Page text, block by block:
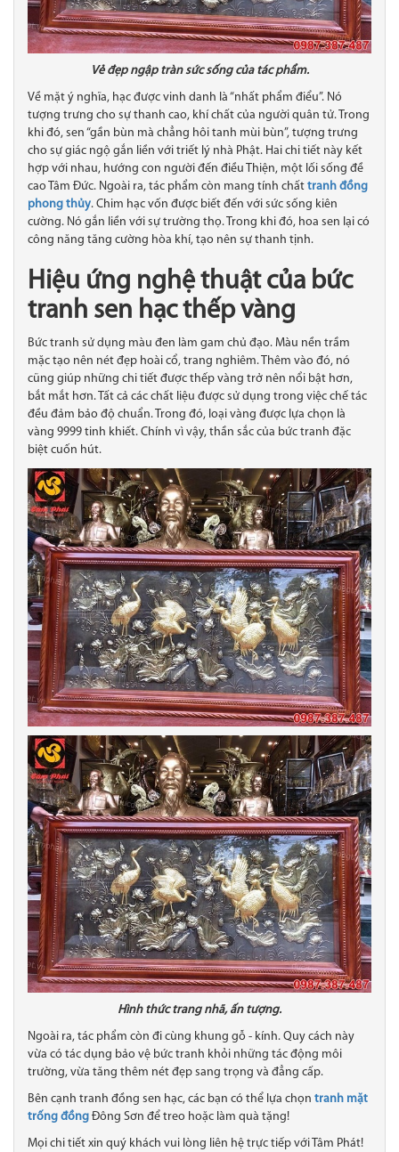
Vẻ đẹp ngập tràn sức sống của tác phẩm.
Về mặt ý nghĩa, hạc được vinh danh là “nhất phẩm điểu”. Nó
tượng trưng cho sự thanh cao, khí chất của người quân tử. Trong
khi đó, sen “gần bùn mà chẳng hôi tanh mùi bùn”, tượng trưng
cho sự giác ngộ gắn liền với triết lý nhà Phật. Hai chi tiết này kết
hợp với nhau, hướng con người đến điều Thiện, một lối sống đề
cao Tâm Đức. Ngoài ra, tác phẩm còn mang tính chất tranh đồng
phong thủy. Chim hạc vốn được biết đến với sức sống kiên
cường. Nó gắn liền với sự trường thọ. Trong khi đó, hoa sen lại có
công năng tăng cường hòa khí, tạo nên sự thanh tịnh.
Hiệu ứng nghệ thuật của bức
tranh sen hạc thếp vàng
Bức tranh sử dụng màu đen làm gam chủ đạo. Màu nền trầm
mặc tạo nên nét đẹp hoài cổ, trang nghiêm. Thêm vào đó, nó
cũng giúp những chi tiết được thếp vàng trở nên nổi bật hơn,
bắt mắt hơn. Tất cả các chất liệu được sử dụng trong việc chế tác
đều đảm bảo độ chuẩn. Trong đó, loại vàng được lựa chọn là
vàng 9999 tinh khiết. Chính vì vậy, thần sắc của bức tranh đặc
biệt cuốn hút.
Hình thức trang nhã, ấn tượng.
Ngoài ra, tác phẩm còn đi cùng khung gỗ - kính. Quy cách này
vừa có tác dụng bảo vệ bức tranh khỏi những tác động môi
trường, vừa tăng thêm nét đẹp sang trọng và đẳng cấp.
Bên cạnh tranh đồng sen hạc, các bạn có thể lựa chọn tranh mặt
trống đồng Đông Sơn để treo hoặc làm quà tặng!
Mọi chi tiết xin quý khách vui lòng liên hệ trực tiếp với Tâm Phát!